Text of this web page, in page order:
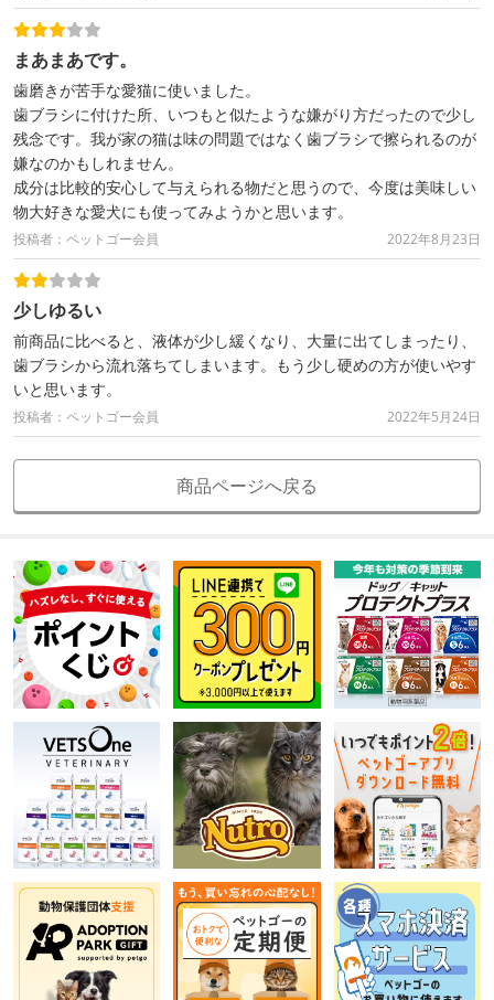
まあまあです。
歯磨きが苦手な愛猫に使いました。
歯ブラシに付けた所、いつもと似たような嫌がり方だったので少し
残念です。我が家の猫は味の問題ではなく歯ブラシで擦られるのが
嫌なのかもしれません。
成分は比較的安心して与えられる物だと思うので、今度は美味しい
物大好きな愛犬にも使ってみようかと思います。
投稿者：ペットゴー会員 2022年8月23日
少しゆるい
前商品に比べると、液体が少し緩くなり、大量に出てしまったり、
歯ブラシから流れ落ちてしまいます。もう少し硬めの方が使いやす
いと思います。
投稿者：ペットゴー会員 2022年5月24日
商品ページへ戻る